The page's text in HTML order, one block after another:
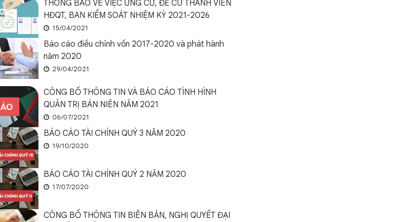
THÔNG BÁO VỀ VIỆC ỨNG CỬ, ĐỀ CỬ THÀNH VIÊN
HĐQT, BAN KIỂM SOÁT NHIỆM KỲ 2021-2026
15/04/2021
Báo cáo điều chỉnh vốn 2017-2020 và phát hành
năm 2020
29/04/2021
CÔNG BỐ THÔNG TIN VÀ BÁO CÁO TÌNH HÌNH
QUẢN TRỊ BÁN NIÊN NĂM 2021
06/07/2021
BÁO CÁO TÀI CHÍNH QUÝ 3 NĂM 2020
19/10/2020
BÁO CÁO TÀI CHÍNH QUÝ 2 NĂM 2020
17/07/2020
CÔNG BỐ THÔNG TIN BIÊN BẢN, NGHỊ QUYẾT ĐẠI